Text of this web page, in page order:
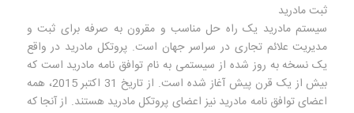
ثبت مادرید
سیستم مادرید یک راه حل مناسب و مقرون به صرفه برای ثبت و
مدیریت علائم تجاری در سراسر جهان است. پروتکل مادرید در واقع
یک نسخه به روز شده از سیستمی به نام توافق نامه مادرید است که
بیش از یک قرن پیش آغاز شده است. از تاریخ 31 اکتبر 2015، همه
اعضای توافق نامه مادرید نیز اعضای پروتکل مادرید هستند. از آنجا که